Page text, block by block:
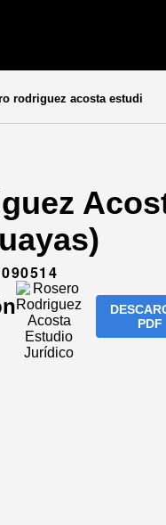
rodriguez acosta estudi
PDF